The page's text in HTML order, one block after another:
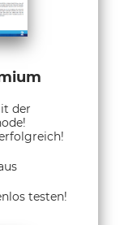
der
testen!